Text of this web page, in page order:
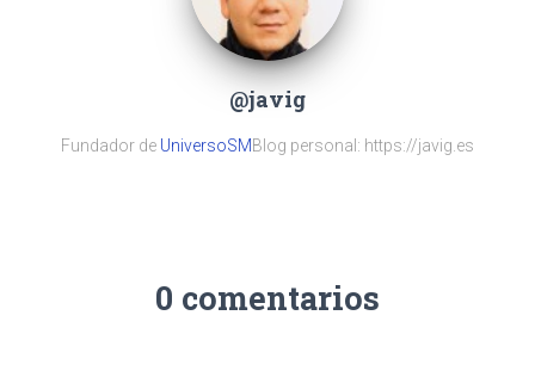
@javig
Fundador de UniversoSMBlog personal: https://javig.es
0 comentarios